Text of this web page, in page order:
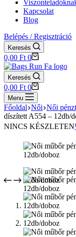
Kapcsolat
Blog
Belépés / Regisztráció
Keresés
Shopping
cart
0,00 Ft 0
Keresés
Shopping
cart
0,00 Ft 0
Menu
Főoldal Női Női
díszített A554 – 12db/
NINCS KÉSZLETEN